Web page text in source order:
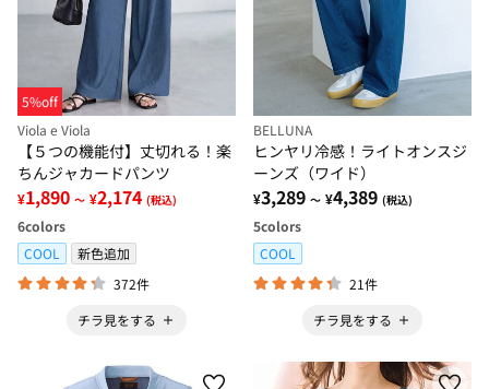
5%off
Viola e Viola
【５つの機能付】丈切れる！楽
ちんジャカードパンツ
¥1,890 ～ ¥2,174 (税込)
6colors
COOL
新色追加
372件
チラ見をする
BELLUNA
ヒンヤリ冷感！ライトオンスジ
ーンズ（ワイド）
¥3,289 ～ ¥4,389 (税込)
5colors
COOL
21件
チラ見をする